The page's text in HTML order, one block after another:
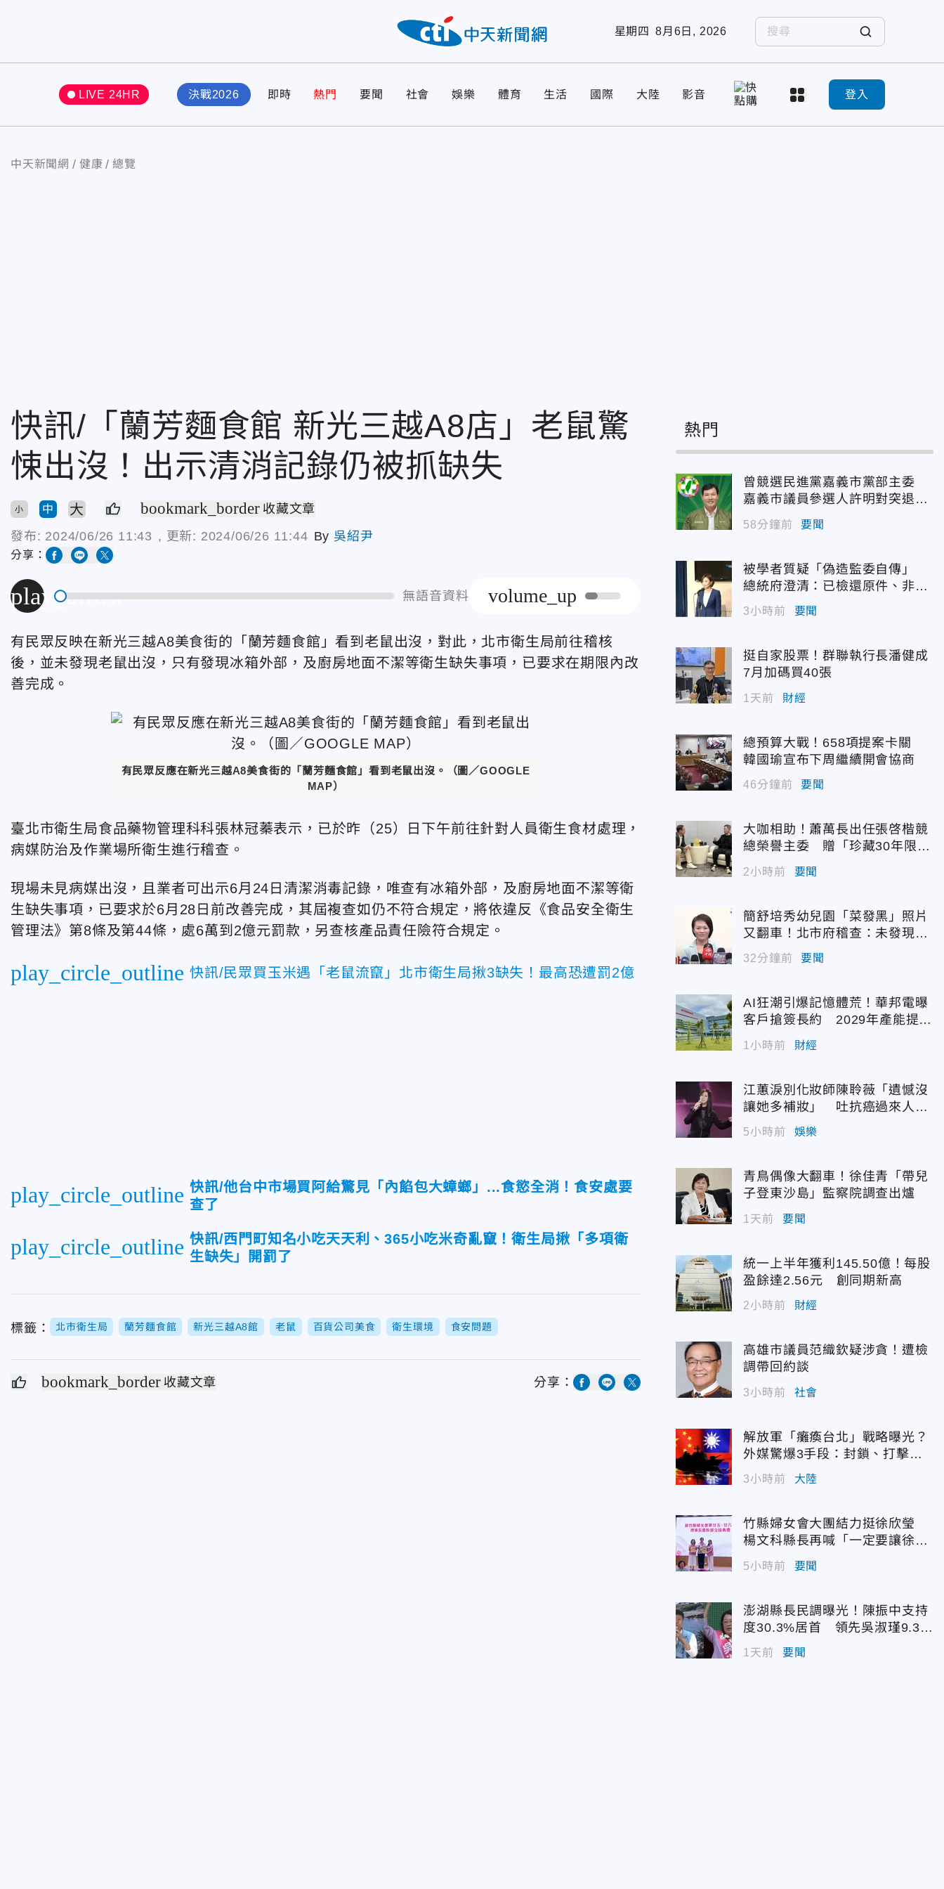
星期四 8月6日, 2026
LIVE 24HR 決戰2026 即時 熱門 要聞 社會 娛樂 體育 生活 國際 大陸 影音 登入
中天新聞網 健康 總覽
快訊/「蘭芳麵食館 新光三越A8店」老鼠驚
悚出沒！出示清消記錄仍被抓缺失
小 中 大 bookmark_border 收藏文章
發布: 2024/06/26 11:43 , 更新: 2024/06/26 11:44 By 吳紹尹
分享：
play_arrow 無語音資料 volume_up
有民眾反映在新光三越A8美食街的「蘭芳麵食館」看到老鼠出沒，對此，北市衛生局前往稽核
後，並未發現老鼠出沒，只有發現冰箱外部，及廚房地面不潔等衛生缺失事項，已要求在期限內改
善完成。
有民眾反應在新光三越A8美食街的「蘭芳麵食館」看到老鼠出沒。（圖／GOOGLE
MAP）
臺北市衛生局食品藥物管理科科張林冠蓁表示，已於昨（25）日下午前往針對人員衛生食材處理，
病媒防治及作業場所衛生進行稽查。
現場未見病媒出沒，且業者可出示6月24日清潔消毒記錄，唯查有冰箱外部，及廚房地面不潔等衛
生缺失事項，已要求於6月28日前改善完成，其屆複查如仍不符合規定，將依違反《食品安全衛生
管理法》第8條及第44條，處6萬到2億元罰款，另查核產品責任險符合規定。
play_circle_outline 快訊/民眾買玉米遇「老鼠流竄」北市衛生局揪3缺失！最高恐遭罰2億
play_circle_outline 快訊/他台中市場買阿給驚見「內餡包大蟑螂」...食慾全消！食安處要
查了
play_circle_outline 快訊/西門町知名小吃天天利、365小吃米奇亂竄！衛生局揪「多項衛
生缺失」開罰了
標籤： 北市衛生局 蘭芳麵食館 新光三越A8館 老鼠 百貨公司美食 衛生環境 食安問題
bookmark_border 收藏文章 分享：
熱門
曾競選民進黨嘉義市黨部主委
嘉義市議員參選人許明對突退
選！
58分鐘前 要聞
被學者質疑「偽造監委自傳」
總統府澄清：已檢還原件、非府
方提供
3小時前 要聞
挺自家股票！群聯執行長潘健成
7月加碼買40張
1天前 財經
總預算大戰！658項提案卡關
韓國瑜宣布下周繼續開會協商
46分鐘前 要聞
大咖相助！蕭萬長出任張啓楷競
總榮譽主委 贈「珍藏30年限量
錶」
2小時前 要聞
簡舒培秀幼兒園「菜發黑」照片
又翻車！北市府稽查：未發現異
32分鐘前 要聞
AI狂潮引爆記憶體荒！華邦電曝
客戶搶簽長約 2029年產能提前
被鎖定
1小時前 財經
江蕙淚別化妝師陳聆薇「遺憾沒
讓她多補妝」 吐抗癌過來人心
聲
5小時前 娛樂
青鳥偶像大翻車！徐佳青「帶兒
子登東沙島」監察院調查出爐
1天前 要聞
統一上半年獲利145.50億！每股
盈餘達2.56元 創同期新高
2小時前 財經
高雄市議員范織欽疑涉貪！遭檢
調帶回約談
3小時前 社會
解放軍「癱瘓台北」戰略曝光？
外媒驚爆3手段：封鎖、打擊、
認知戰
3小時前 大陸
竹縣婦女會大團結力挺徐欣瑩
楊文科縣長再喊「一定要讓徐欣
瑩當選」
5小時前 要聞
澎湖縣長民調曝光！陳振中支持
度30.3%居首 領先吳淑瑾9.3個
百分點
1天前 要聞